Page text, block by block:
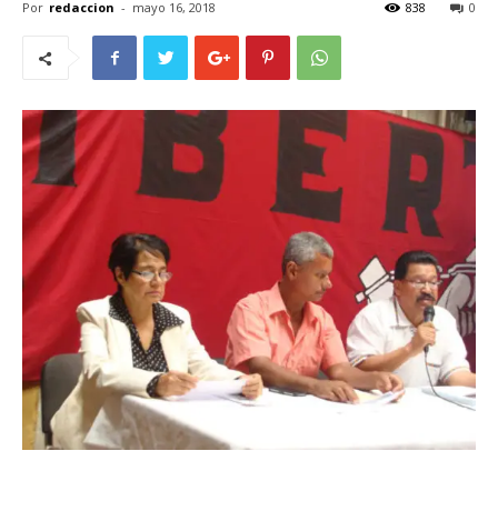
Por redaccion - mayo 16, 2018 0
838